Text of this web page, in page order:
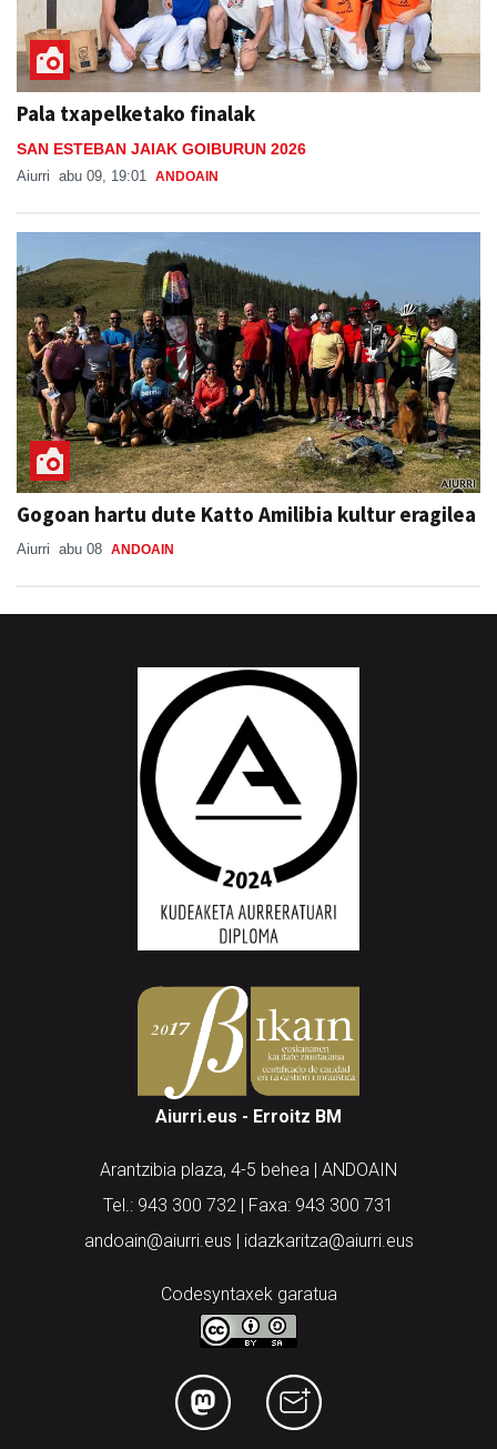
Pala txapelketako finalak
SAN ESTEBAN JAIAK GOIBURUN 2026
Aiurri abu 09, 19:01 ANDOAIN
Gogoan hartu dute Katto Amilibia kultur eragilea
Aiurri abu 08 ANDOAIN
Aiurri.eus - Erroitz BM
Arantzibia plaza, 4-5 behea | ANDOAIN
Tel.: 943 300 732 | Faxa: 943 300 731
andoain@aiurri.eus | idazkaritza@aiurri.eus
Codesyntaxek garatua